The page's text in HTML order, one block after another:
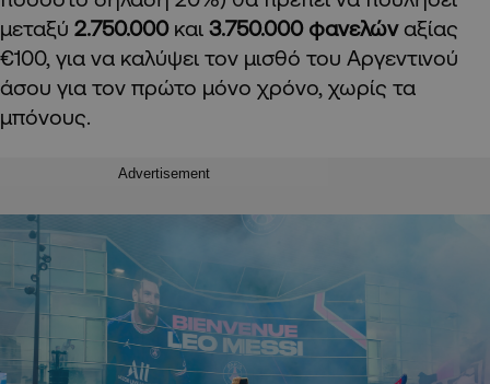
μεταξύ 2.750.000 και 3.750.000 φανελώναξίας
€100, για να καλύψει τον μισθό του Αργεντινού
άσου για τον πρώτο μόνο χρόνο, χωρίς τα
μπόνους.
Advertisement